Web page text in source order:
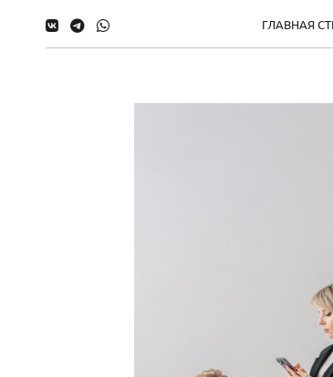
ГЛАВНАЯ